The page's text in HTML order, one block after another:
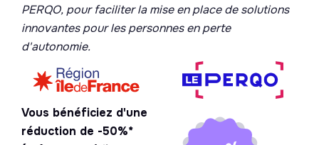
PERQO, pour faciliter la mise en place de solutions
innovantes pour les personnes en perte
d'autonomie.
Vous bénéficiez d'une
réduction de -50%*